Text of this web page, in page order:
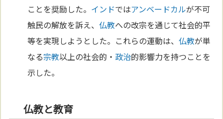
ことを奨励した。 インドではアンベードカルが不可
触民の解放を訴え、仏教への改宗を通じて社会的平
等を実現しようとした。これらの運動は、仏教が単
なる宗教以上の社会的・ 政治的影響力を持つことを
示した。
仏教と教育